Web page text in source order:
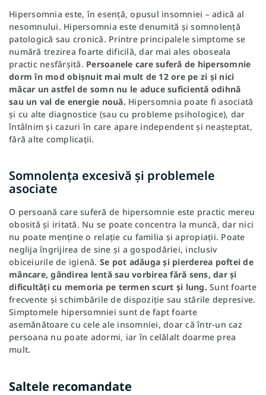
Hipersomnia este, în esență, opusul insomniei – adică al
nesomnului. Hipersomnia este denumită și somnolență
patologică sau cronică. Printre principalele simptome se
numără trezirea foarte dificilă, dar mai ales oboseala
practic nesfârșită. Persoanele care suferă de hipersomnie
dorm în mod obișnuit mai mult de 12 ore pe zi și nici
măcar un astfel de somn nu le aduce suficientă odihnă
sau un val de energie nouă. Hipersomnia poate fi asociată
și cu alte diagnostice (sau cu probleme psihologice), dar
întâlnim și cazuri în care apare independent și neașteptat,
fără alte complicații.
Somnolența excesivă și problemele
asociate
O persoană care suferă de hipersomnie este practic mereu
obosită și iritată. Nu se poate concentra la muncă, dar nici
nu poate menține o relație cu familia și apropiații. Poate
neglija îngrijirea de sine și a gospodăriei, inclusiv
obiceiurile de igienă. Se pot adăuga și pierderea poftei de
mâncare, gândirea lentă sau vorbirea fără sens, dar și
dificultăți cu memoria pe termen scurt și lung. Sunt foarte
frecvente și schimbările de dispoziție sau stările depresive.
Simptomele hipersomniei sunt de fapt foarte
asemănătoare cu cele ale insomniei, doar că într-un caz
persoana nu poate adormi, iar în celălalt doarme prea
mult.
Saltele recomandate